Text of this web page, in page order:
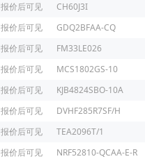
报价后可见
CH60J3I
报价后可见
GDQ2BFAA-CQ
报价后可见
FM33LE026
报价后可见
MCS1802GS-10
报价后可见
KJB4824SBO-10A
报价后可见
DVHF285R7SF/H
报价后可见
TEA2096T/1
报价后可见
NRF52810-QCAA-E-R